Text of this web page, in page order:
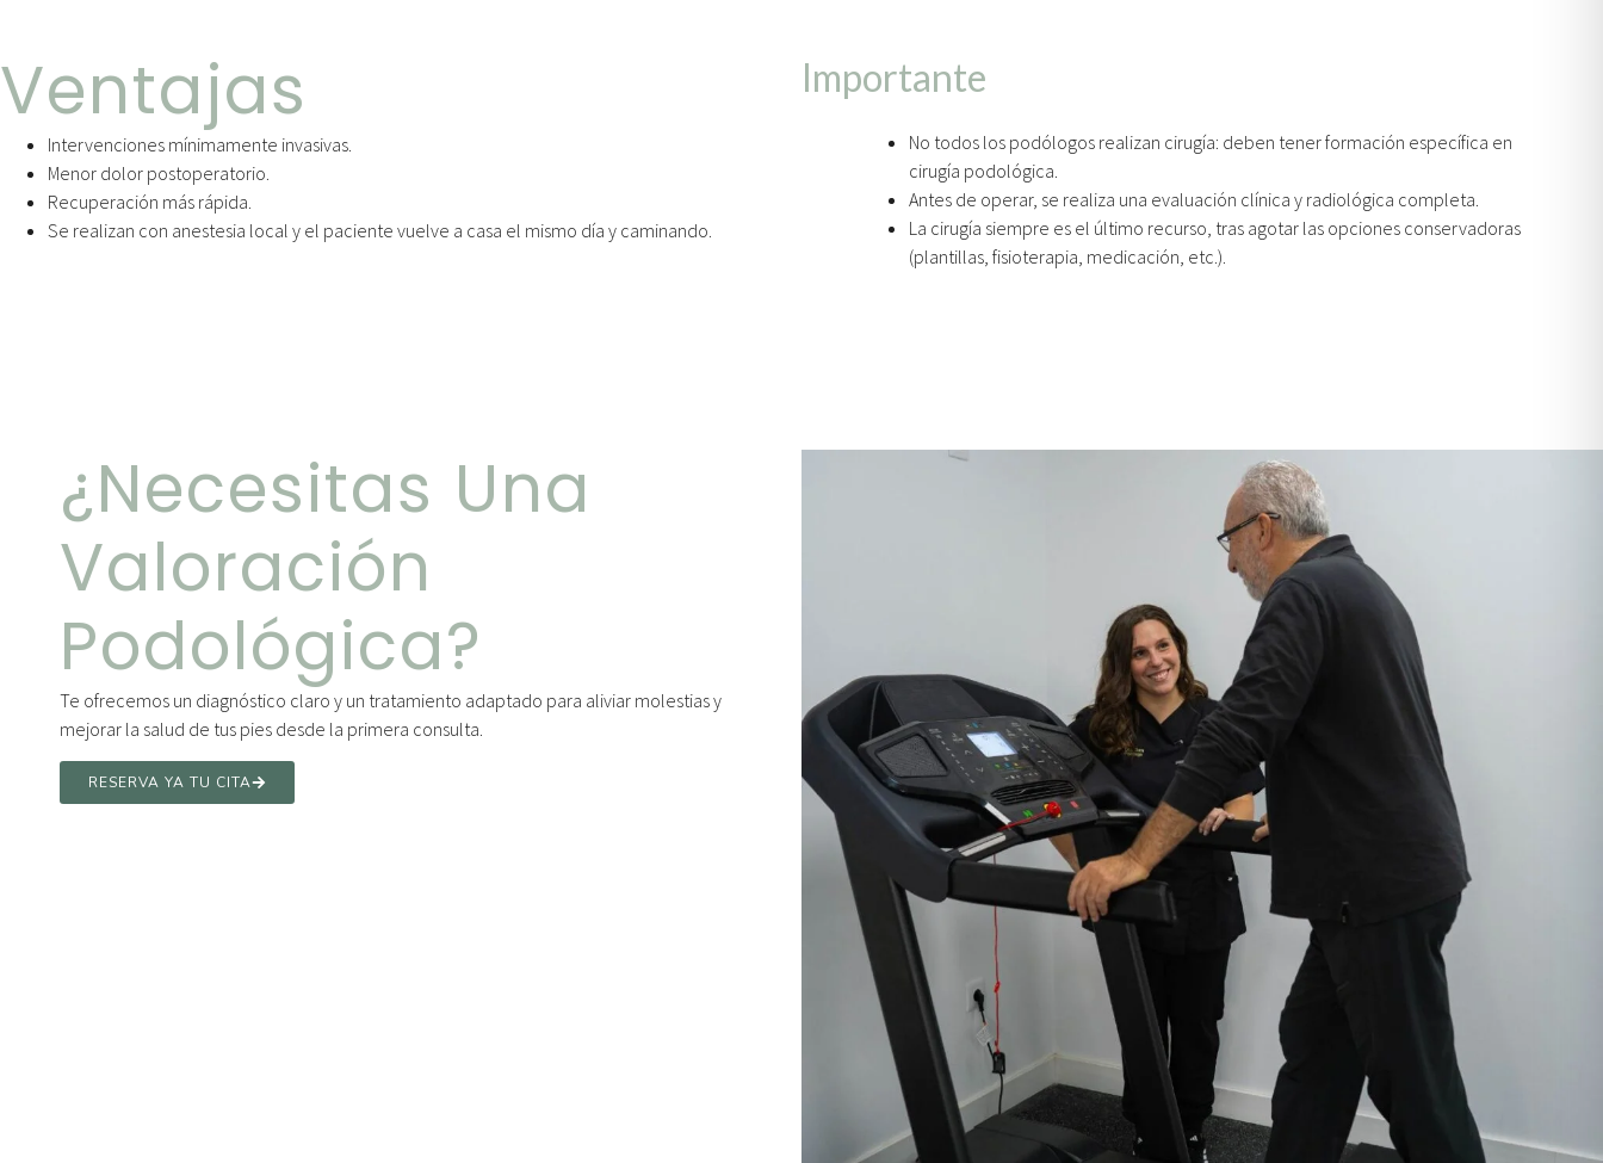
Ventajas
Intervenciones mínimamente invasivas.
Menor dolor postoperatorio.
Recuperación más rápida.
Se realizan con anestesia local y el paciente vuelve a casa el mismo día y caminando.
Importante
No todos los podólogos realizan cirugía: deben tener formación específica en
cirugía podológica.
Antes de operar, se realiza una evaluación clínica y radiológica completa.
La cirugía siempre es el último recurso, tras agotar las opciones conservadoras
(plantillas, fisioterapia, medicación, etc.).
¿Necesitas Una
Valoración
Podológica?
Te ofrecemos un diagnóstico claro y un tratamiento adaptado para aliviar molestias y
mejorar la salud de tus pies desde la primera consulta.
RESERVA YA TU CITA